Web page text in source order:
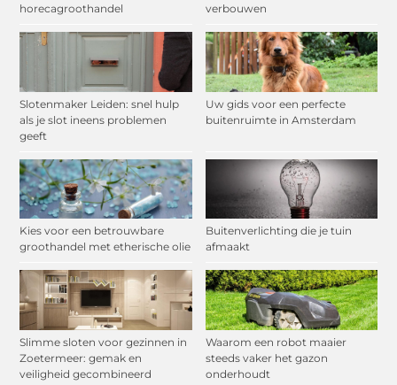
horecagroothandel
verbouwen
Slotenmaker Leiden: snel hulp
als je slot ineens problemen
geeft
Uw gids voor een perfecte
buitenruimte in Amsterdam
Kies voor een betrouwbare
groothandel met etherische olie
Buitenverlichting die je tuin
afmaakt
Slimme sloten voor gezinnen in
Zoetermeer: gemak en
veiligheid gecombineerd
Waarom een robot maaier
steeds vaker het gazon
onderhoudt